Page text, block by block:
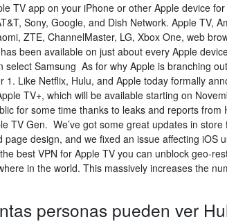
TV app on your iPhone or other Apple device
Sony, Google, and Dish Network. Apple TV,
ZTE, ChannelMaster, LG, Xbox One, web
been available on just about every Apple
select Samsung As for why Apple is branching
1. Like Netflix, Hulu, and Apple today formally
TV+, which will be available starting on
for some time thanks to leaks and reports from
TV Gen. We’ve got some great updates in
design, and we fixed an issue affecting iOS
best VPN for Apple TV you can unblock geo-
in the world. This massively increases the
personas pueden ver